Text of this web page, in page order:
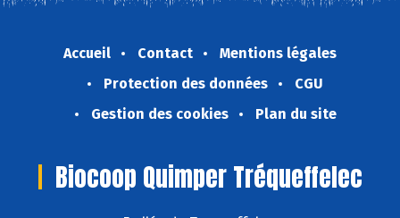
Accueil Contact
Mentions légales
Protection des données
CGU
Gestion des cookies
Plan du site
Biocoop Quimper Tréqueffelec